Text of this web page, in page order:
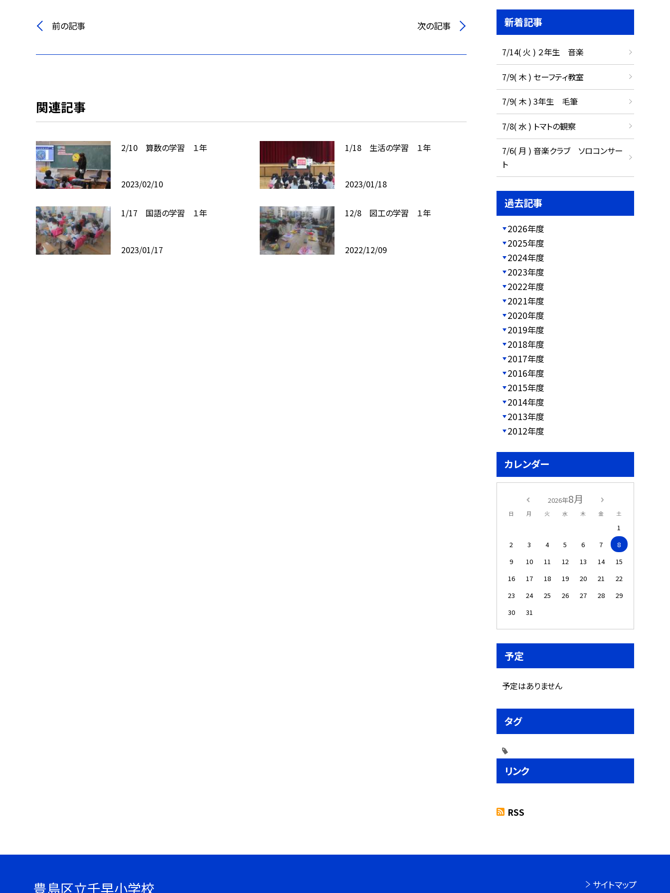
前の記事 次の記事
関連記事
2/10 算数の学習 １年
2023/02/10
1/18 生活の学習 １年
2023/01/18
1/17 国語の学習 １年
2023/01/17
12/8 図工の学習 １年
2022/12/09
新着記事
7/14( 火 ) ２年生 音楽
7/9( 木 ) セーフティ教室
7/9( 木 ) 3年生 毛筆
7/8( 水 ) トマトの観察
7/6( 月 ) 音楽クラブ ソロコンサー
ト
過去記事
2026年度
2025年度
2024年度
2023年度
2022年度
2021年度
2020年度
2019年度
2018年度
2017年度
2016年度
2015年度
2014年度
2013年度
2012年度
カレンダー
2026年8月
日 月 火 水 木 金 土
1
2
3 4 5 6 7
8
9
10 11 12 13 14
15
16
17 18 19 20 21
22
23
24 25 26 27 28
29
30
31
予定
予定はありません
タグ
リンク
RSS
豊島区立千早小学校 サイトマップ